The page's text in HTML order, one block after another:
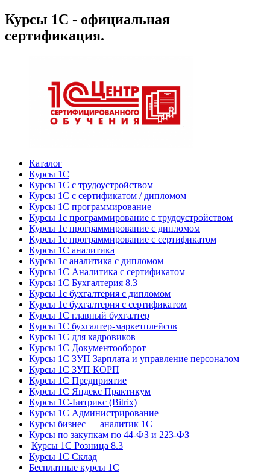
Курсы 1С - официальная
сертификация.
Каталог
Курсы 1С
Курсы 1С с трудоустройством
Курсы 1С с сертификатом / дипломом
Курсы 1С программирование
Курсы 1с программирование с трудоустройством
Курсы 1с программирование с дипломом
Курсы 1с программирование с сертификатом
Курсы 1С аналитика
Курсы 1с аналитика с дипломом
Курсы 1С Аналитика с сертификатом
Курсы 1С Бухгалтерия 8.3
Курсы 1с бухгалтерия с дипломом
Курсы 1с бухгалтерия с сертификатом
Курсы 1С главный бухгалтер
Курсы 1С бухгалтер-маркетплейсов
Курсы 1С для кадровиков
Курсы 1С Документооборот
Курсы 1С ЗУП Зарплата и управление персоналом
Курсы 1С ЗУП КОРП
Курсы 1С Предприятие
Курсы 1С Яндекс Практикум
Курсы 1С-Битрикс (Bitrix)
Курсы 1С Администрирование
Курсы бизнес — аналитик 1С
Курсы по закупкам по 44‑ФЗ и 223‑ФЗ
Курсы 1С Розница 8.3
Курсы 1С Склад
Бесплатные курсы 1С